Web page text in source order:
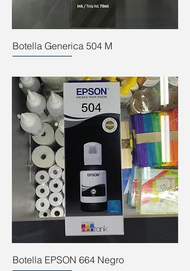
Botella Generica 504 M
Botella EPSON 664 Negro